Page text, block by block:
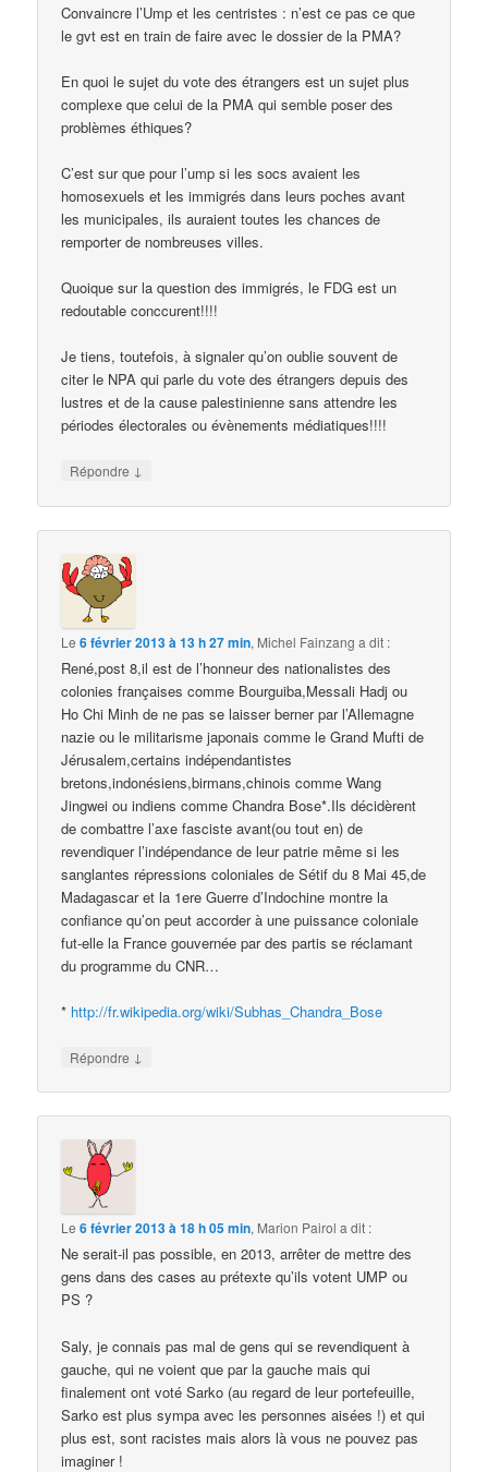
Convaincre l’Ump et les centristes : n’est ce pas ce que
le gvt est en train de faire avec le dossier de la PMA?
En quoi le sujet du vote des étrangers est un sujet plus
complexe que celui de la PMA qui semble poser des
problèmes éthiques?
C’est sur que pour l’ump si les socs avaient les
homosexuels et les immigrés dans leurs poches avant
les municipales, ils auraient toutes les chances de
remporter de nombreuses villes.
Quoique sur la question des immigrés, le FDG est un
redoutable conccurent!!!!
Je tiens, toutefois, à signaler qu’on oublie souvent de
citer le NPA qui parle du vote des étrangers depuis des
lustres et de la cause palestinienne sans attendre les
périodes électorales ou évènements médiatiques!!!!
Répondre ↓
Le6 février 2013 à 13 h 27 min, Michel Fainzang a dit :
René,post 8,il est de l’honneur des nationalistes des
colonies françaises comme Bourguiba,Messali Hadj ou
Ho Chi Minh de ne pas se laisser berner par l’Allemagne
nazie ou le militarisme japonais comme le Grand Mufti de
Jérusalem,certains indépendantistes
bretons,indonésiens,birmans,chinois comme Wang
Jingwei ou indiens comme Chandra Bose*.Ils décidèrent
de combattre l’axe fasciste avant(ou tout en) de
revendiquer l’indépendance de leur patrie même si les
sanglantes répressions coloniales de Sétif du 8 Mai 45,de
Madagascar et la 1ere Guerre d’Indochine montre la
confiance qu’on peut accorder à une puissance coloniale
fut-elle la France gouvernée par des partis se réclamant
du programme du CNR…
* http://fr.wikipedia.org/wiki/Subhas_Chandra_Bose
Répondre ↓
Le6 février 2013 à 18 h 05 min, Marion Pairol a dit :
Ne serait-il pas possible, en 2013, arrêter de mettre des
gens dans des cases au prétexte qu’ils votent UMP ou
PS ?
Saly, je connais pas mal de gens qui se revendiquent à
gauche, qui ne voient que par la gauche mais qui
finalement ont voté Sarko (au regard de leur portefeuille,
Sarko est plus sympa avec les personnes aisées !) et qui
plus est, sont racistes mais alors là vous ne pouvez pas
imaginer !